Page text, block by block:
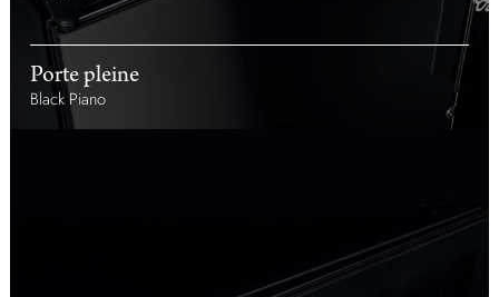
Porte pleine
Black Piano